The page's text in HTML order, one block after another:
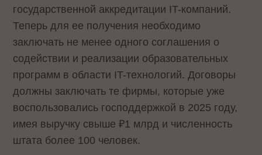
государственной аккредитации IT-компаний.
Теперь для ее получения необходимо
заключать не менее одного соглашения о
содействии и реализации образовательных
программ в области IT-технологий. Договоры
должны заключать те фирмы, которые уже
воспользовались господдержкой в 2025 году,
имея выручку свыше ₽1 млрд и численность
штата более 100 человек.